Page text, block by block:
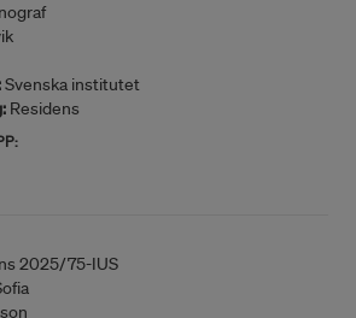
Svenska institutet
Residens
2025/75-IUS